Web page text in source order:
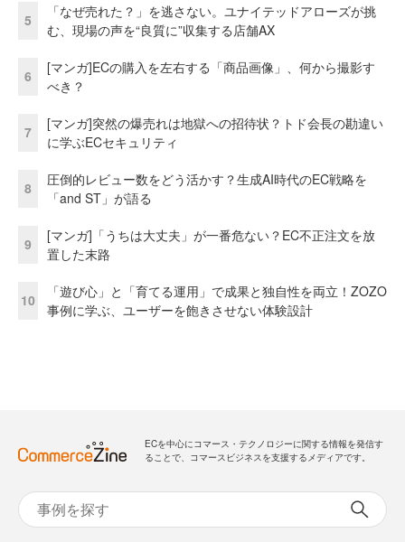
5
「なぜ売れた？」を逃さない。ユナイテッドアローズが挑
む、現場の声を“良質に”収集する店舗AX
6
[マンガ]ECの購入を左右する「商品画像」、何から撮影す
べき？
7
[マンガ]突然の爆売れは地獄への招待状？トド会長の勘違い
に学ぶECセキュリティ
8
圧倒的レビュー数をどう活かす？生成AI時代のEC戦略を
「and ST」が語る
9
[マンガ]「うちは大丈夫」が一番危ない？EC不正注文を放
置した末路
10
「遊び心」と「育てる運用」で成果と独自性を両立！ZOZO
事例に学ぶ、ユーザーを飽きさせない体験設計
ECを中心にコマース・テクノロジーに関する情報を発信す
ることで、コマースビジネスを支援するメディアです。